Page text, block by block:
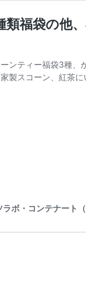
類福袋の他
ンティー福袋3種、
製スコーン、紅茶
ボ・コンテナート